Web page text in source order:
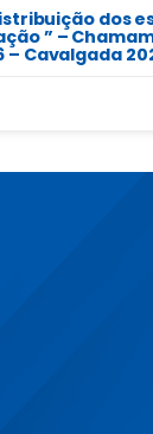
dos
” –
– Cavalgada